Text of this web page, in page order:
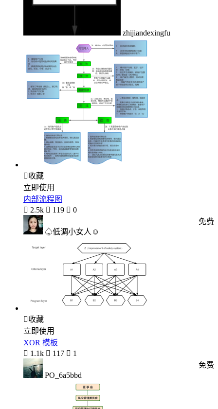
zhijiandexingfu
收藏
立即使用
内部流程图
 2.5k  119  0
♤低调小女人☺
免费
收藏
立即使用
XOR 模板
 1.1k  117  1
PO_6a5bbd
免费